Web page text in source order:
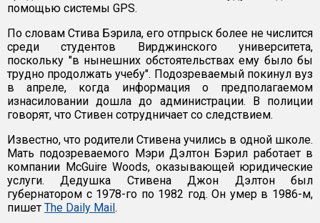
помощью системы GPS.
По словам Стива Бэрила, его отпрыск более не числится
среди студентов Вирджинского университета,
поскольку "в нынешних обстоятельствах ему было бы
трудно продолжать учебу". Подозреваемый покинул вуз
в апреле, когда информация о предполагаемом
изнасиловании дошла до администрации. В полиции
говорят, что Стивен сотрудничает со следствием.
Известно, что родители Стивена учились в одной школе.
Мать подозреваемого Мэри Дэлтон Бэрил работает в
компании McGuire Woods, оказывающей юридические
услуги. Дедушка Стивена Джон Дэлтон был
губернатором с 1978-го по 1982 год. Он умер в 1986-м,
пишет The Daily Mail.